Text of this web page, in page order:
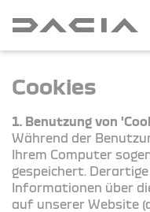
Cookies
1. Benutzung von
Während der
Ihrem Computer
gespeichert.
Informationen über
auf unserer Website